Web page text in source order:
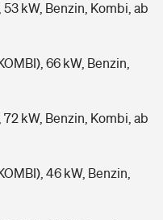
53 kW, Benzin, Kombi, ab
66 kW, Benzin,
72 kW, Benzin, Kombi, ab
46 kW, Benzin,